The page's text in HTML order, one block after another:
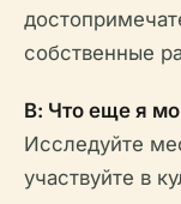
собственные
В: Что еще я
Исследуйте
участвуйте в